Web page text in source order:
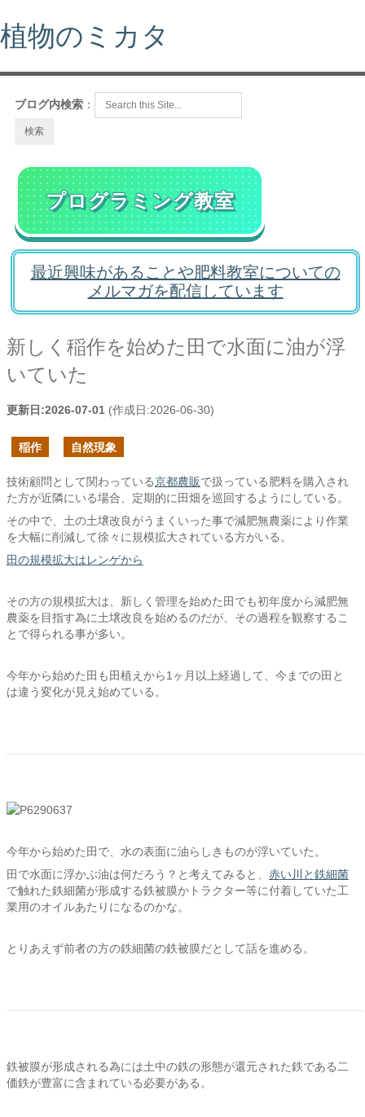
植物のミカタ
ブログ内検索 ：
プログラミング教室
最近興味があることや肥料教室についての
メルマガを配信しています
新しく稲作を始めた田で水面に油が浮
いていた
更新日:2026-07-01 (作成日:2026-06-30)
稲作 自然現象
技術顧問として関わっている京都農販で扱っている肥料を購入され
た方が近隣にいる場合、定期的に田畑を巡回するようにしている。
その中で、土の土壌改良がうまくいった事で減肥無農薬により作業
を大幅に削減して徐々に規模拡大されている方がいる。
田の規模拡大はレンゲから
その方の規模拡大は、新しく管理を始めた田でも初年度から減肥無
農薬を目指す為に土壌改良を始めるのだが、その過程を観察するこ
とで得られる事が多い。
今年から始めた田も田植えから1ヶ月以上経過して、今までの田と
は違う変化が見え始めている。
今年から始めた田で、水の表面に油らしきものが浮いていた。
田で水面に浮かぶ油は何だろう？と考えてみると、 赤い川と鉄細菌
で触れた鉄細菌が形成する鉄被膜かトラクター等に付着していた工
業用のオイルあたりになるのかな。
とりあえず前者の方の鉄細菌の鉄被膜だとして話を進める。
鉄被膜が形成される為には土中の鉄の形態が還元された鉄である二
価鉄が豊富に含まれている必要がある。